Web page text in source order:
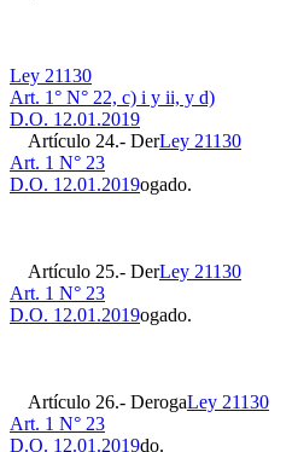
Ley 21130
Art. 1° N° 22, c) i y ii, y d)
D.O. 12.01.2019
Artículo 24.- DerLey 21130
Art. 1 N° 23
D.O. 12.01.2019ogado.
Artículo 25.- DerLey 21130
Art. 1 N° 23
D.O. 12.01.2019ogado.
Artículo 26.- DerogaLey 21130
Art. 1 N° 23
D.O. 12.01.2019do.